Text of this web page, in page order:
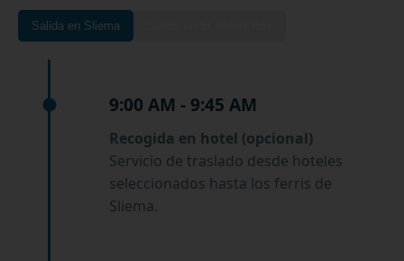
Salida en Sliema
9:00 AM - 9:45 AM
Recogida en hotel (opcional)
Servicio de traslado desde hoteles
seleccionados hasta los ferris de
Sliema.